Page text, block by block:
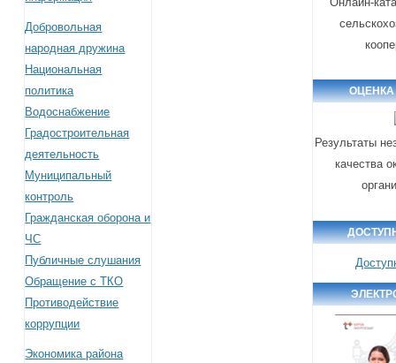
Добровольная
народная дружина
Национальная
политика
Водоснабжение
Градостроительная
деятельность
Муниципальный
контроль
Гражданская оборона и
ЧС
Публичные слушания
Обращение с ТКО
Противодействие
коррупции
Экономика района
ОЦЕНКА
Результаты
качества